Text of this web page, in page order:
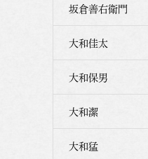
坂倉善右衛門
大和佳太
大和保男
大和潔
大和猛